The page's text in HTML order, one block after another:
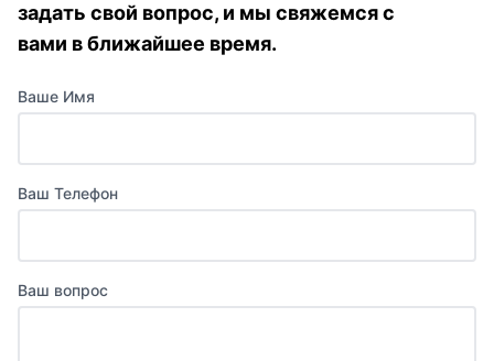
задать свой вопрос, и мы свяжемся с
вами в ближайшее время.
Ваше Имя
Ваш Телефон
Ваш вопрос